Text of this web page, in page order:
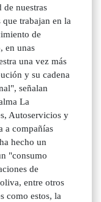
de nuestras
que trabajan en la
de
en unas
una vez más
y su cadena
señalan
La
Autoservicios y
a compañías
hecho un
"consumo
de
entre otros
como estos, la